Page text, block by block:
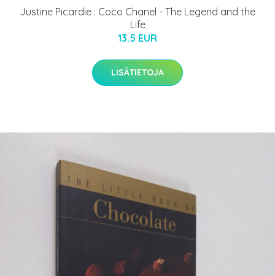
Justine Picardie : Coco Chanel - The Legend and the
Life
13.5 EUR
LISÄTIETOJA